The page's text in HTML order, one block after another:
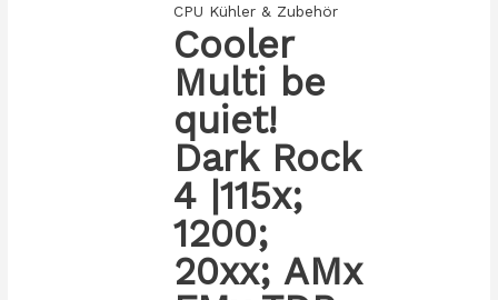
CPU Kühler & Zubehör
Cooler
Multi be
quiet!
Dark Rock
4 |115x;
1200;
20xx; AMx